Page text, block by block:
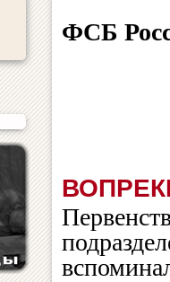
ФСБ